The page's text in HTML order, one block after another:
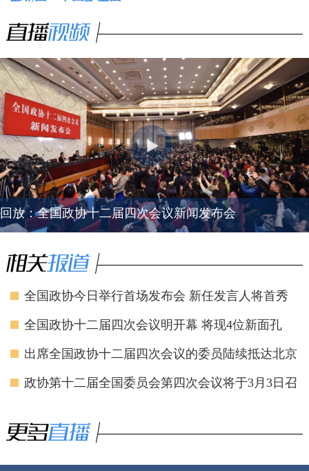
回放：全国政协十二届四次会议新闻发布会
全国政协今日举行首场发布会 新任发言人将首秀
全国政协十二届四次会议明开幕 将现4位新面孔
出席全国政协十二届四次会议的委员陆续抵达北京
政协第十二届全国委员会第四次会议将于3月3日召